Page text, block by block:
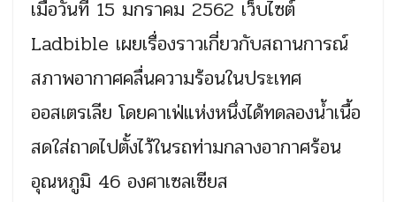
เมื่อวันที่ 15 มกราคม 2562 เว็บไซต์
Ladbible เผยเรื่องราวเกี่ยวกับสถานการณ์
สภาพอากาศคลื่นความร้อนในประเทศ
ออสเตรเลีย โดยคาเฟ่แห่งหนึ่งได้ทดลองน้ำเนื้อ
สดใส่ถาดไปตั้งไว้ในรถท่ามกลางอากาศร้อน
อุณหภูมิ 46 องศาเซลเซียส